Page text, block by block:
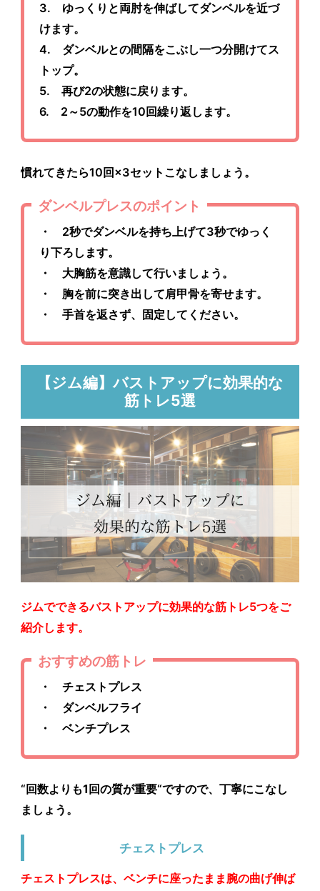
3. ゆっくりと両肘を伸ばしてダンベルを近づ
けます。
4. ダンベルとの間隔をこぶし一つ分開けてス
トップ。
5. 再び2の状態に戻ります。
6. 2～5の動作を10回繰り返します。
慣れてきたら10回×3セットこなしましょう。
ダンベルプレスのポイント
・ 2秒でダンベルを持ち上げて3秒でゆっく
り下ろします。
・ 大胸筋を意識して行いましょう。
・ 胸を前に突き出して肩甲骨を寄せます。
・ 手首を返さず、固定してください。
【ジム編】バストアップに効果的な
筋トレ5選
ジムでできるバストアップに効果的な筋トレ5つをご
紹介します。
おすすめの筋トレ
・ チェストプレス
・ ダンベルフライ
・ ベンチプレス
“回数よりも1回の質が重要“ですので、丁寧にこなし
ましょう。
チェストプレス
チェストプレスは、ベンチに座ったまま腕の曲げ伸ば